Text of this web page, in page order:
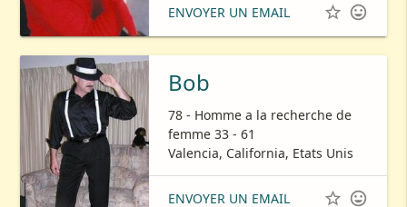
ENVOYER UN EMAIL  
Bob
78 - Homme a la recherche de
femme 33 - 61
Valencia, California, Etats Unis
ENVOYER UN EMAIL  